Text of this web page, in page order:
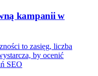
kampanii w
to zasięg, liczba
by ocenić
SEO